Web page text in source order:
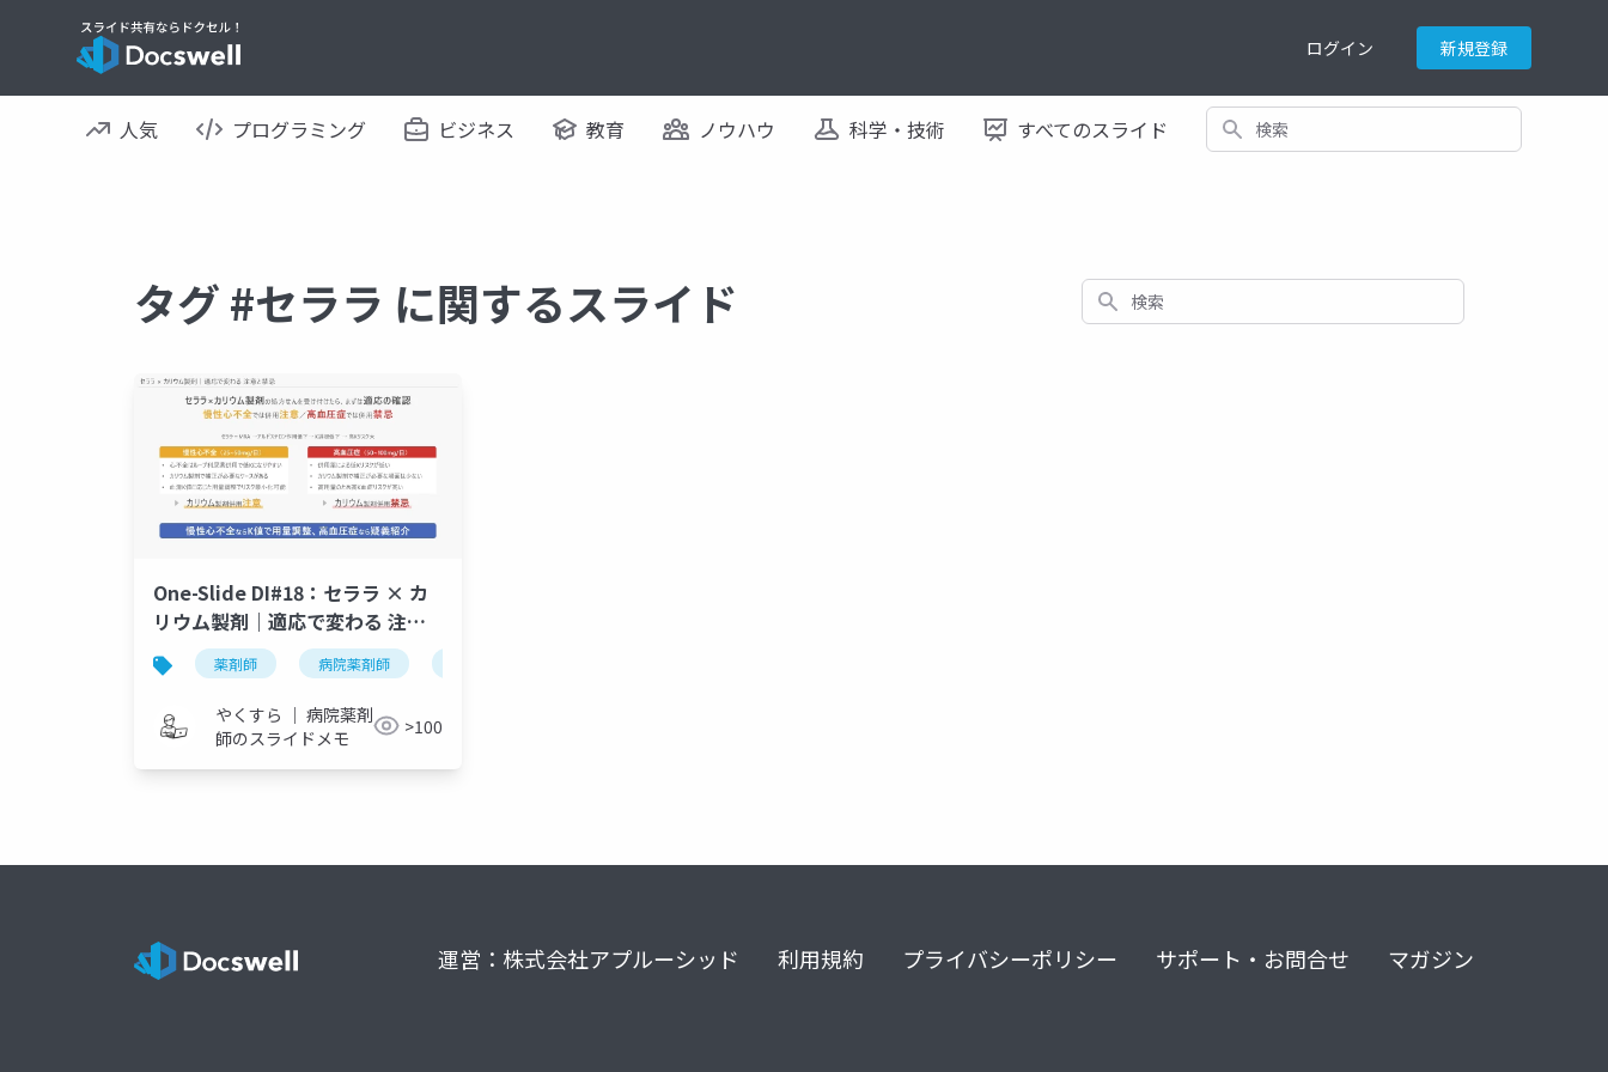
ログイン 新規登録
人気 プログラミング ビジネス 教育 ノウハウ 科学・技術 すべてのスライド 検索
タグ #セララ に関するスライド 検索
One-Slide DI#18：セララ × カ
リウム製剤｜適応で変わる 注意
と禁忌薬剤師 病院薬剤師
やくすら ｜ 病院薬剤
師のスライドメモ
>100
運営：株式会社アプルーシッド 利用規約 プライバシーポリシー サポート・お問合せ マガジン